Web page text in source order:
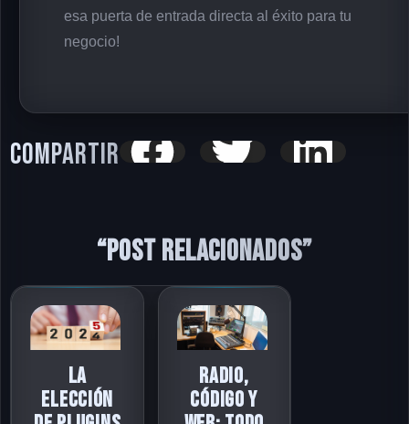
esa puerta de entrada directa al éxito para tu
negocio!
Compartir
“Post relacionados”
La
elección
Radio,
código y